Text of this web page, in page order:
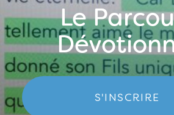
Le
S'INSCRIRE